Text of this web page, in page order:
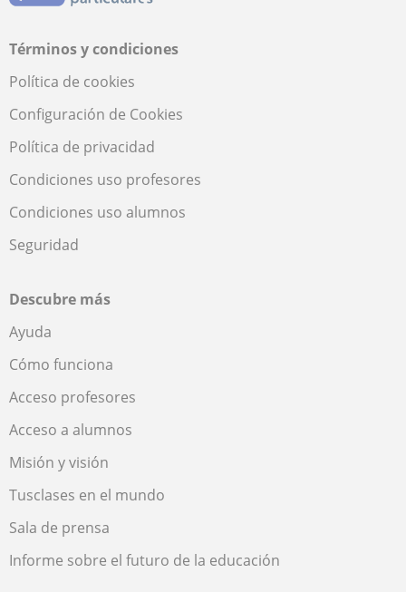
Términos y condiciones
Política de cookies
Configuración de Cookies
Política de privacidad
Condiciones uso profesores
Condiciones uso alumnos
Seguridad
Descubre más
Ayuda
Cómo funciona
Acceso profesores
Acceso a alumnos
Misión y visión
Tusclases en el mundo
Sala de prensa
Informe sobre el futuro de la educación